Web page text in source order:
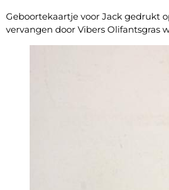
Geboortekaartje voor Jack gedrukt
vervangen door Vibers Olifantsgras